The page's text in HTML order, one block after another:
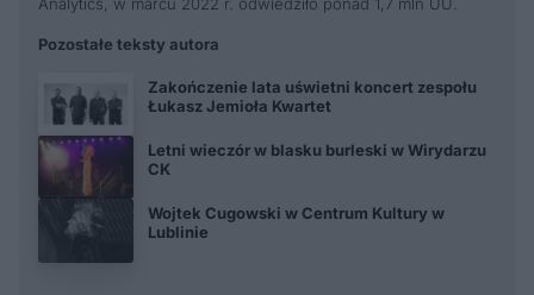
Pozostałe teksty autora
Zakończenie lata uświetni koncert zespołu
Łukasz Jemioła Kwartet
Letni wieczór w blasku burleski w Wirydarzu
CK
Wojtek Cugowski w Centrum Kultury w
Lublinie